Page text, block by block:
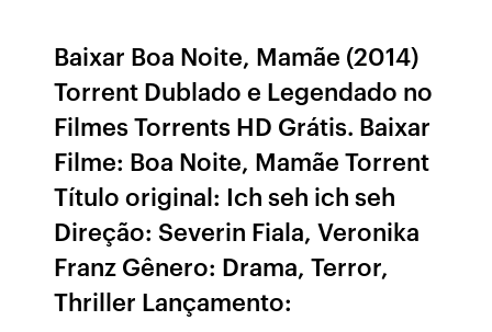
Baixar Boa Noite, Mamãe (2014)
Torrent Dublado e Legendado no
Filmes Torrents HD Grátis. Baixar
Filme: Boa Noite, Mamãe Torrent
Título original: Ich seh ich seh
Direção: Severin Fiala, Veronika
Franz Gênero: Drama, Terror,
Thriller Lançamento: